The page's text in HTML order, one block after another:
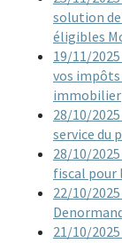
solution
éligibles
19/11/
vos
immobilier
28/10/
service du
28/10/
fiscal pour
22/10/
21/10/